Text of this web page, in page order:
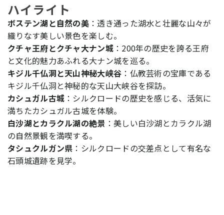
ハイライト
ボステン湖と自然の美 ：透き通った湖水と壮麗な山々が
織りなす美しい景色を楽しむ。
クチャ王府とクチャ大ナン城：200年の歴史を誇る王府
と文化的魅力あふれる大ナン城を巡る。
キジル千仏洞と天山神秘大峡谷 ：仏教芸術の宝庫である
キジル千仏洞と神秘的な天山大峡谷を探訪。
カシュガル古城 ：シルクロードの歴史を感じる、活気に
満ちたカシュガル古城を体験。
白沙湖とカラクル湖の絶景 ：美しい白沙湖とカラクル湖
の自然景観を満喫する。
タシュクルガン県 ：シルクロードの交差点として有名な
石頭城遺跡を見学。